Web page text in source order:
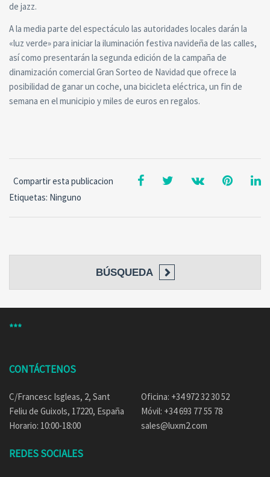
de jazz.
A la media parte del espectáculo las autoridades locales darán la
«luz verde» para iniciar la iluminación festiva navideña de las calles,
así como presentarán la segunda edición de la campaña de
dinamización comercial Gran Sorteo de Navidad que ofrece la
posibilidad de ganar un coche, una bicicleta eléctrica, un fin de
semana en el municipio y miles de euros en regalos.
Compartir esta publicacion
Etiquetas: Ninguno
BÚSQUEDA
***
CONTÁCTENOS
C/Francesc Isgleas, 2, Sant
Feliu de Guixols, 17220, España
Horario: 10:00-18:00
Oficina: +34 972 32 30 52
Móvil: +34 693 77 55 78
sales@luxm2.com
REDES SOCIALES